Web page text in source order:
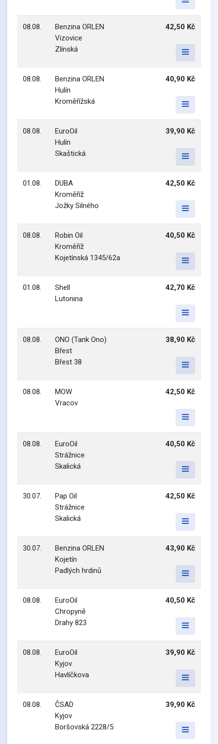
08.08.
Benzina ORLEN
Vizovice
Zlínská
42,50 Kč
08.08.
Benzina ORLEN
Hulín
Kroměřížská
40,90 Kč
08.08.
EuroOil
Hulín
Skaštická
39,90 Kč
01.08.
DUBA
Kroměříž
Jožky Silného
42,50 Kč
08.08.
Robin Oil
Kroměříž
Kojetínská 1345/62a
40,50 Kč
01.08.
Shell
Lutonina
42,70 Kč
08.08.
ONO (Tank Ono)
Břest
Břest 38
38,90 Kč
08.08.
MOW
Vracov
42,50 Kč
08.08.
EuroOil
Strážnice
Skalická
40,50 Kč
30.07.
Pap Oil
Strážnice
Skalická
42,50 Kč
30.07.
Benzina ORLEN
Kojetín
Padlých hrdinů
43,90 Kč
08.08.
EuroOil
Chropyně
Drahy 823
40,50 Kč
08.08.
EuroOil
Kyjov
Havlíčkova
39,90 Kč
08.08.
ČSAD
Kyjov
Boršovská 2228/5
39,90 Kč